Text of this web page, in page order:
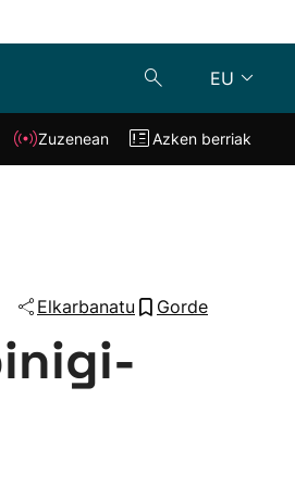
EU
Klisk Zuzenean
Zuzenean Azken berriak
Elkarbanatu Gorde